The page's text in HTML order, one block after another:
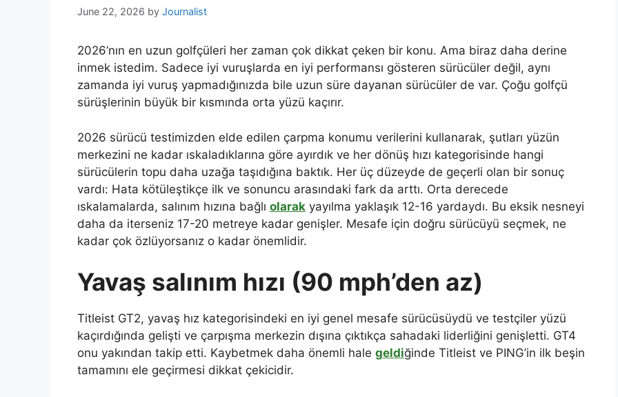
June 22, 2026 by Journalist
2026’nın en uzun golfçüleri her zaman çok dikkat çeken bir konu. Ama biraz daha derine
inmek istedim. Sadece iyi vuruşlarda en iyi performansı gösteren sürücüler değil, aynı
zamanda iyi vuruş yapmadığınızda bile uzun süre dayanan sürücüler de var. Çoğu golfçü
sürüşlerinin büyük bir kısmında orta yüzü kaçırır.
2026 sürücü testimizden elde edilen çarpma konumu verilerini kullanarak, şutları yüzün
merkezini ne kadar ıskaladıklarına göre ayırdık ve her dönüş hızı kategorisinde hangi
sürücülerin topu daha uzağa taşıdığına baktık. Her üç düzeyde de geçerli olan bir sonuç
vardı: Hata kötüleştikçe ilk ve sonuncu arasındaki fark da arttı. Orta derecede
ıskalamalarda, salınım hızına bağlı olarak yayılma yaklaşık 12-16 yardaydı. Bu eksik nesneyi
daha da iterseniz 17-20 metreye kadar genişler. Mesafe için doğru sürücüyü seçmek, ne
kadar çok özlüyorsanız o kadar önemlidir.
Yavaş salınım hızı (90 mph’den az)
Titleist GT2, yavaş hız kategorisindeki en iyi genel mesafe sürücüsüydü ve testçiler yüzü
kaçırdığında gelişti ve çarpışma merkezin dışına çıktıkça sahadaki liderliğini genişletti. GT4
onu yakından takip etti. Kaybetmek daha önemli hale geldiğinde Titleist ve PING’in ilk beşin
tamamını ele geçirmesi dikkat çekicidir.